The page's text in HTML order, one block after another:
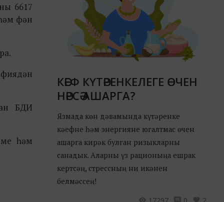
6617
фән
БДИ
һәм
КӘЕФ КҮТӘРЕНКЕЛЕГЕ ӨЧЕН
НӘРСӘ АШАРГА?
Язмада көн дәвамында күтәренке
кәефне һәм энергияне югалтмас өчен
ашарга кирәк булган ризыкларны
санадык. Аларны үз рационыңа ешрак
кертсәң, стрессның ни икәнен
белмәссең!
17297
0 2